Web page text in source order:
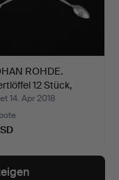
ROHDE.
12 Stück,
14. Apr 2018